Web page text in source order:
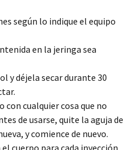
según lo indique el equipo
en la jeringa sea
y déjela secar durante 30
con cualquier cosa que no
de usarse, quite la aguja de
y comience de nuevo.
cuerpo para cada inyección.